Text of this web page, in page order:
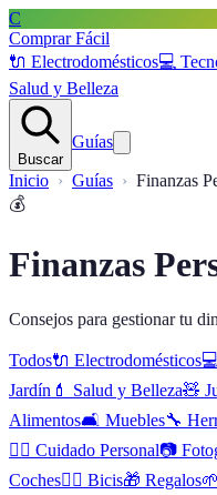
C
Comprar Fácil
🔌 Electrodomésticos💻
Salud y Belleza
Buscar
Guías
Inicio Guías
Finanzas
💰
Finanzas
Consejos para gestionar tu
Todos🔌 Electrodomésticos💻
Jardín 💄 Salud y Belleza🧸
Alimentos🛋️ Muebles🔧
🧖‍♂️ Cuidado Personal📷
Coches🚴‍♂️ Bicis🎁 Regalos🌱